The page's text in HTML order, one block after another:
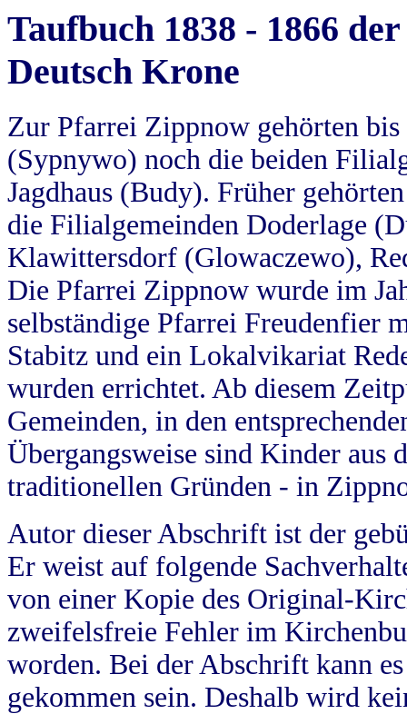
Taufbuch 1838 - 1866
Deutsch Krone
Zur Pfarrei Zippnow gehörten
(Sypnywo) noch die beiden
Jagdhaus (Budy). Früher
die Filialgemeinden Doderlage
Klawittersdorf (Glowaczewo),
Die Pfarrei Zippnow wurde im
selbständige Pfarrei Freudenfier
Stabitz und ein Lokalvikariat
wurden errichtet. Ab diesem
Gemeinden, in den
Übergangsweise sind Kinder aus
traditionellen Gründen - in
Autor dieser Abschrift ist der
Er weist auf folgende
von einer Kopie des Original-
zweifelsfreie Fehler im
worden. Bei der Abschrift kann
gekommen sein. Deshalb wird